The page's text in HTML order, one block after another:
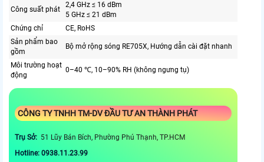
Công suất phát
2,4 GHz ≤ 16 dBm
5 GHz ≤ 21 dBm
Chứng chỉ
CE, RoHS
Sản phẩm bao
gồm
Bộ mở rộng sóng RE705X, Hướng dẫn cài đặt nhanh
Môi trường hoạt
động
0–40 ℃, 10–90% RH (không ngưng tụ)
CÔNG TY TNHH TM-DV ĐẦU TƯ AN THÀNH PHÁT
Trụ Sở: 51 Lũy Bán Bích, Phường Phú Thạnh, TP.HCM
Hotline: 0938.11.23.99